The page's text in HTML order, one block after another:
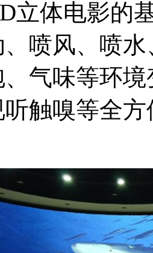
立体电影的
喷风、喷
气味等环
触嗅等全